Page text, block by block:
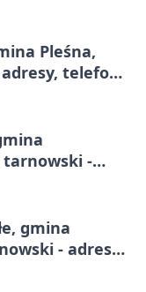
Pleśna,
telefony,
tarnowski -
gmina
- adresy,